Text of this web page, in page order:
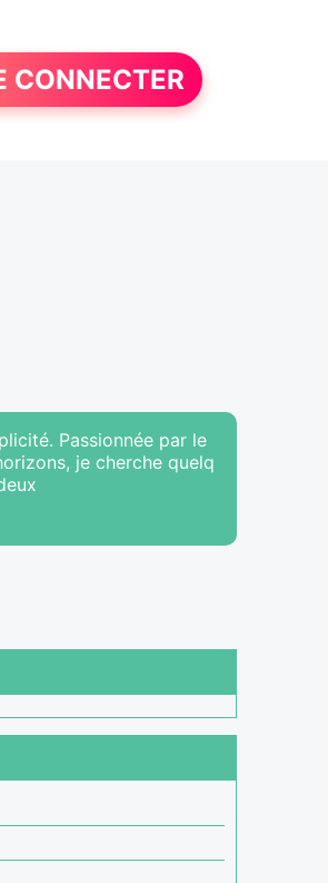
CONNECTER
Passionnée par le
je cherche quelq